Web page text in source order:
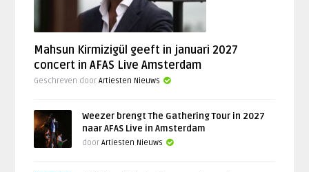
Mahsun Kirmizigül geeft in januari 2027
concert in AFAS Live Amsterdam
Geschreven doorArtiesten Nieuws
Weezer brengt The Gathering Tour in 2027
naar AFAS Live in Amsterdam
doorArtiesten Nieuws